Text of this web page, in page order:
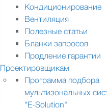
Кондиционирование
Вентиляция
Полезные статьи
Бланки запросов
Продление гарантии
Проектировщикам
Программа подбора
мультизональных
"E-Solution"